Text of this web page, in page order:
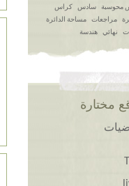
محوسبة سادس كراس
مراجعات
مساحة الدائرة
نهائي هندسة
مختارة